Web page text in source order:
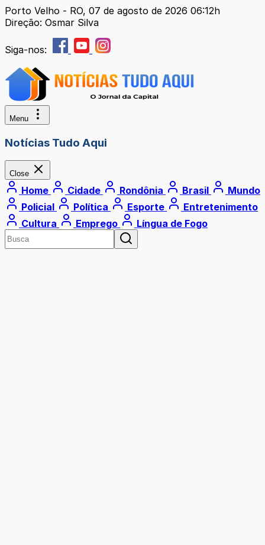
Porto Velho - RO, 07 de agosto de 2026 06:12h
Direção: Osmar Silva
Siga-nos:
Menu
Notícias Tudo Aqui
Close
Home Cidade Rondônia Brasil
Mundo
Policial
Política Esporte
Entretenimento
Cultura
Emprego Língua de Fogo